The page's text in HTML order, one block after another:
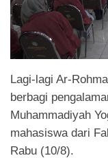
Lagi-lagi Ar-
berbagi
Muhammadiyah
mahasiswa dari
Rabu (10/8).